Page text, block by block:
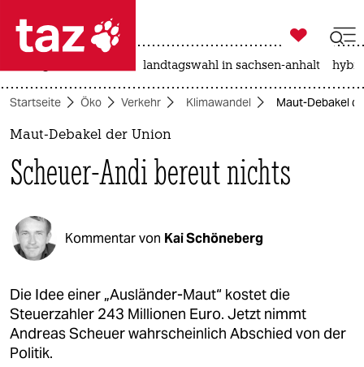
 taz zahl ich
taz zahl ich
politik
öko
gesellschaft
kultur
sport

taz zahl ich
landtagswahl in sachsen-anhalt
Startseite Öko Verkehr Klimawandel Maut-Debakel
Maut-Debakel der Union
Scheuer-Andi bereut nichts
Kommentar von Kai Schöneberg
Die Idee einer „Ausländer-Maut“ kostet die
Steuerzahler 243 Millionen Euro. Jetzt nimmt
Andreas Scheuer wahrscheinlich Abschied von der
Politik.